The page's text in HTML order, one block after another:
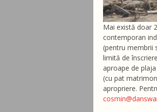
Mai există doar
contemporan
(pentru membrii
limită de
aproape de
(cu pat
apropriere.